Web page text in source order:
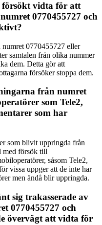
vidta för att
0770455727 och
0770455727 eller
samtalen från olika nummer
dem. Detta gör att
försöker stoppa dem.
från numret
som Tele2,
som har
som blivit uppringda från
med försök till
såsom Tele2,
vissa uppger att de inte har
men ändå blir uppringda.
sig trakasserade av
0770455727 och
övervägt att vidta för